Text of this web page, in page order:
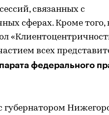
связанных с
сферах. Кроме того,
всех
федерального
губернатором